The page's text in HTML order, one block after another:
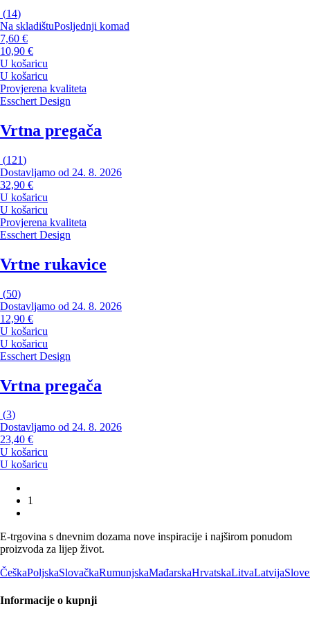
(14)
Na skladištuPosljednji komad
7,60 €
10,90 €
U košaricu
U košaricu
Provjerena kvaliteta
Esschert Design
Vrtna pregača
(121)
Dostavljamo od 24. 8. 2026
32,90 €
U košaricu
U košaricu
Provjerena kvaliteta
Esschert Design
Vrtne rukavice
(50)
Dostavljamo od 24. 8. 2026
12,90 €
U košaricu
U košaricu
Esschert Design
Vrtna pregača
(3)
Dostavljamo od 24. 8. 2026
23,40 €
U košaricu
U košaricu
1
E-trgovina s dnevnim dozama nove inspiracije i najširom ponudom
proizvoda za lijep život.
ČeškaPoljskaSlovačkaRumunjskaMađarskaHrvatskaLitvaLatvija
Informacije o kupnji